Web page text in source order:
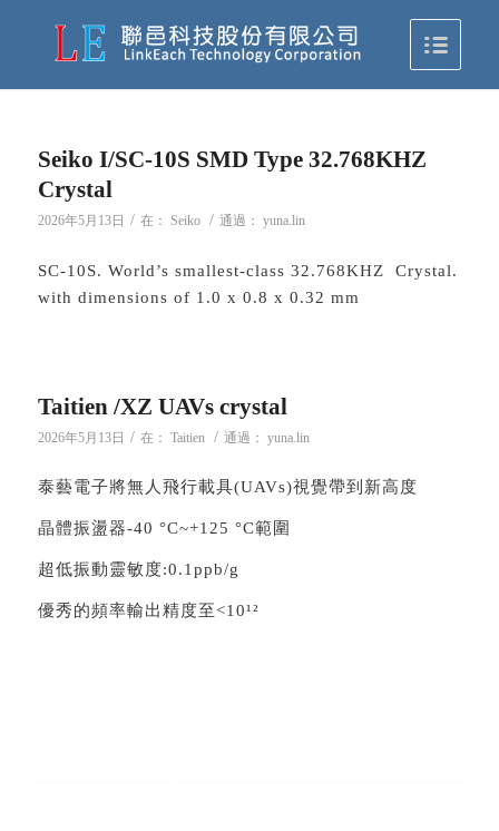
Seiko I/SC-10S SMD Type 32.768KHZ
Crystal
2026年5月13日 / 在： Seiko / 通過： yuna.lin
SC-10S. World’s smallest-class 32.768KHZ Crystal.
with dimensions of 1.0 x 0.8 x 0.32 mm
Taitien /XZ UAVs crystal
2026年5月13日 / 在： Taitien / 通過： yuna.lin
泰藝電子將無人飛行載具(UAVs)視覺帶到新高度
晶體振盪器-40 °C~+125 °C範圍
超低振動靈敏度:0.1ppb/g
優秀的頻率輸出精度至<10¹²